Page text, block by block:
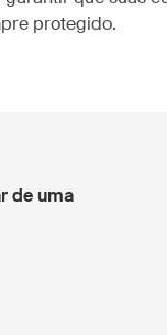
protegido.
de uma